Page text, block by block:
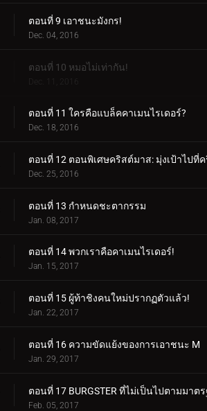
ตอนที่ 9 เอาชนะมังกร!
Dec. 04, 2016
ตอนที่ 10 หมอไม่เท่ากัน!
Dec. 11, 2016
ตอนที่ 11 ใครคือแบล็คคาเมนไรเดอร์?
Dec. 18, 2016
ตอนที่ 12 ตอนพิเศษคริสต์มาส: มุ่งเป้าไปที่
Dec. 25, 2016
ตอนที่ 13 กำหนดชะตากรรม
Jan. 08, 2017
ตอนที่ 14 พวกเราคือคาเมนไรเดอร์!
Jan. 15, 2017
ตอนที่ 15 ผู้ท้าชิงคนใหม่ปรากฏตัวแล้ว!
Jan. 22, 2017
ตอนที่ 16 ความขัดแย้งของการเอาชนะ M
Jan. 29, 2017
ตอนที่ 17 BURGSTER ที่ไม่เป็นไปตามมาต
Feb. 05, 2017